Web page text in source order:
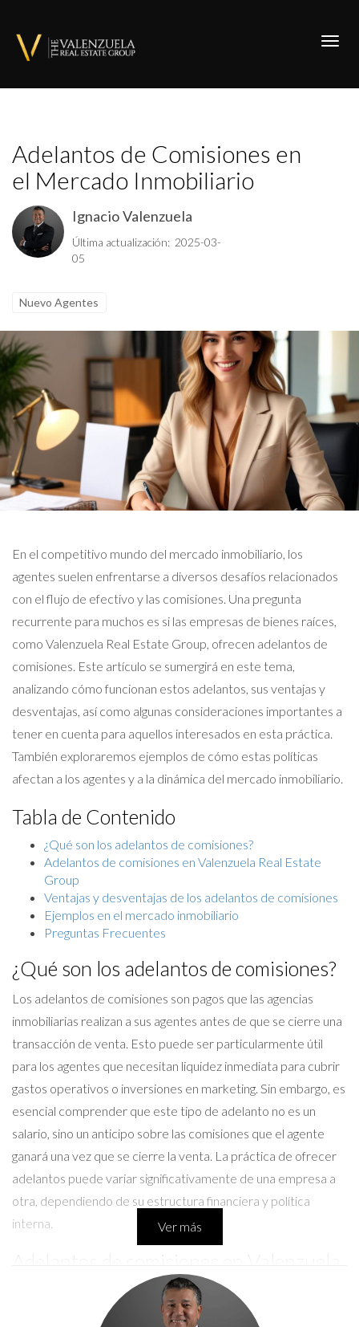
Adelantos de Comisiones en
el Mercado Inmobiliario
Ignacio Valenzuela
Última actualización: 2025-03-
05
Nuevo Agentes
En el competitivo mundo del mercado inmobiliario, los
agentes suelen enfrentarse a diversos desafíos relacionados
con el flujo de efectivo y las comisiones. Una pregunta
recurrente para muchos es si las empresas de bienes raíces,
como Valenzuela Real Estate Group, ofrecen adelantos de
comisiones. Este artículo se sumergirá en este tema,
analizando cómo funcionan estos adelantos, sus ventajas y
desventajas, así como algunas consideraciones importantes a
tener en cuenta para aquellos interesados en esta práctica.
También exploraremos ejemplos de cómo estas políticas
afectan a los agentes y a la dinámica del mercado inmobiliario.
Tabla de Contenido
¿Qué son los adelantos de comisiones?
Adelantos de comisiones en Valenzuela Real Estate
Group
Ventajas y desventajas de los adelantos de comisiones
Ejemplos en el mercado inmobiliario
Preguntas Frecuentes
¿Qué son los adelantos de comisiones?
Los adelantos de comisiones son pagos que las agencias
inmobiliarias realizan a sus agentes antes de que se cierre una
transacción de venta. Esto puede ser particularmente útil
para los agentes que necesitan liquidez inmediata para cubrir
gastos operativos o inversiones en marketing. Sin embargo, es
esencial comprender que este tipo de adelanto no es un
salario, sino un anticipo sobre las comisiones que el agente
ganará una vez que se cierre la venta. La práctica de ofrecer
adelantos puede variar significativamente de una empresa a
otra, dependiendo de su estructura financiera y política
interna.
Adelantos de comisiones en Valenzuela
Real Estate Group
En el caso de Valenzuela Real Estate Group, la empresa ha
Ver más